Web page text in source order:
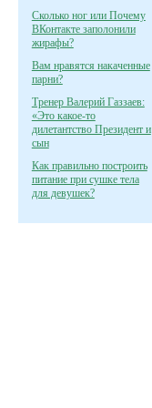
Сколько ног или Почему
ВКонтакте заполонили
жирафы?
Вам нравятся накаченные
парни?
Тренер Валерий Газзаев:
«Это какое-то
дилетантство Президент и
сын
Как правильно построить
питание при сушке тела
для девушек?